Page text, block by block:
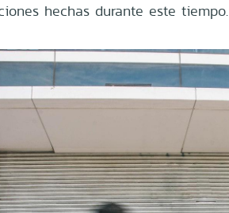
hechas durante este tiempo.